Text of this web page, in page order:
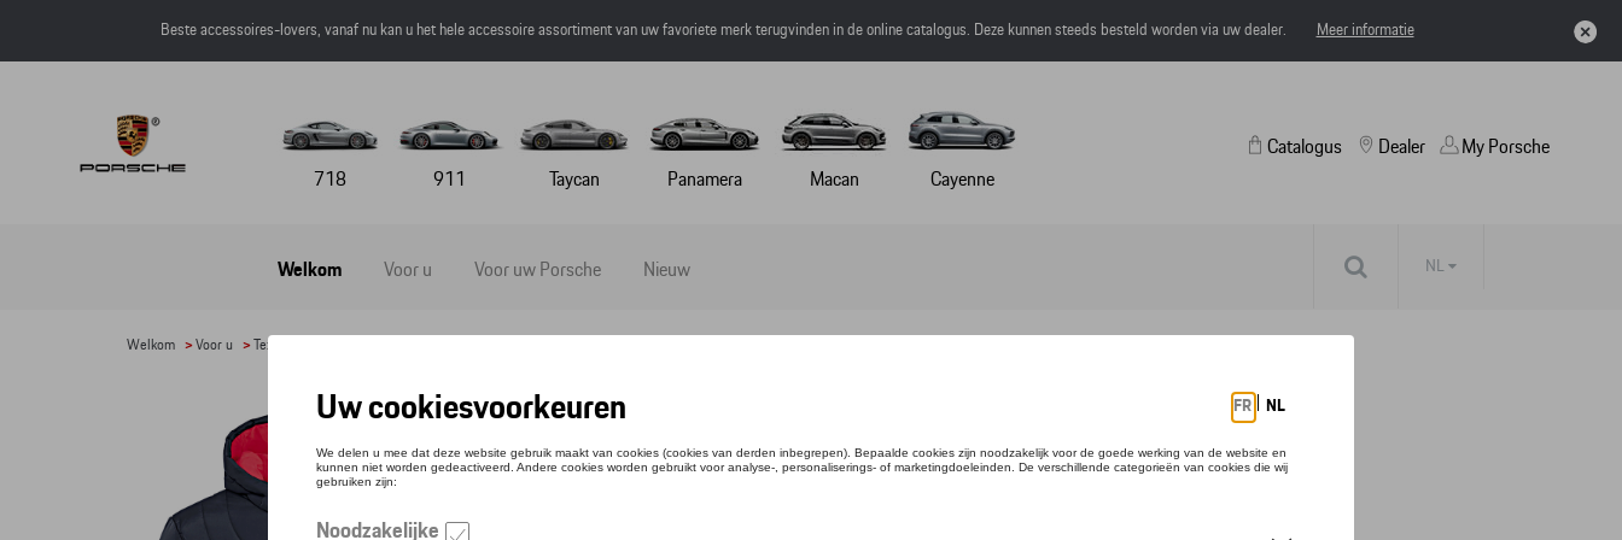
Beste accessoires-lovers, vanaf nu kan u het hele accessoire assortiment van uw favoriete merk terugvinden in de online catalogus. Deze kunnen steeds besteld worden via uw dealer. Meer informatie
718 911 Taycan Panamera Macan Cayenne
Catalogus
Welkom Voor u Voor uw Porsche Nieuw
Dealer My Porsche
NL
Welkom >Voor u >Textiel
GEWATTEERDE JAS - MARTINI RACING - XS
Referentie: WAP5540XS0P0MR